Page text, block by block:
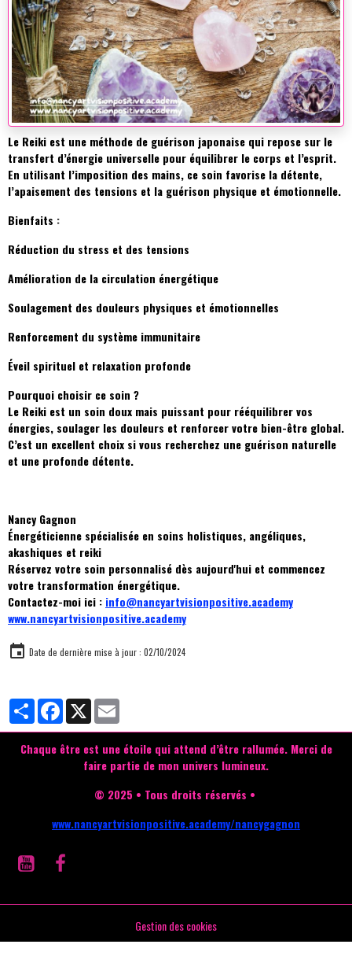
Le Reiki est une méthode de guérison japonaise qui repose sur le
transfert d’énergie universelle pour équilibrer le corps et l’esprit.
En utilisant l’imposition des mains, ce soin favorise la détente,
l’apaisement des tensions et la guérison physique et émotionnelle.
Bienfaits :
Réduction du stress et des tensions
Amélioration de la circulation énergétique
Soulagement des douleurs physiques et émotionnelles
Renforcement du système immunitaire
Éveil spirituel et relaxation profonde
Pourquoi choisir ce soin ?
Le Reiki est un soin doux mais puissant pour rééquilibrer vos
énergies, soulager les douleurs et renforcer votre bien-être global.
C’est un excellent choix si vous recherchez une guérison naturelle
et une profonde détente.
Nancy Gagnon
Énergéticienne spécialisée en soins holistiques, angéliques,
akashiques et reiki
Réservez votre soin personnalisé dès aujourd'hui et commencez
votre transformation énergétique.
Contactez-moi ici : info@nancyartvisionpositive.academy
www.nancyartvisionpositive.academy
Date de dernière mise à jour : 02/10/2024
PartagerFacebook
X
Chaque être est une étoile qui attend d’être rallumée. Merci de
faire partie de mon univers lumineux.
© 2025 • Tous droits réservés •
www.nancyartvisionpositive.academy/nancygagnon
Gestion des cookies